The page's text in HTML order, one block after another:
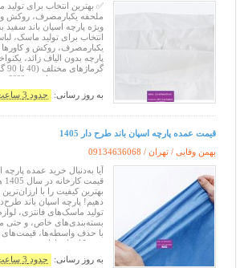
✅ بهترین انتخاب برای تولید
ملحفه یکبارمصرف، روکش
ویژه پارچه اسپان باند
انتخاب برای تولید ماسک،
یکبارمصرف، روکش و
پارچه بدون الیاف زائد،
۱۲۰، ۱۶۰ و سفارشی
قیمت رقابتی ????
به روز رسانی: حدود 3 ساعت پیش
قیمت عمده پارچه اسپان باند طرح دار 1405
بهمن وفایی / تهران / 09134636068
آیا به‌دنبال خرید عمده پارچه
بهترین کیفیت را با
دهیم! پارچه اسپان باند
تولید ماسک‌های فانتزی،
بسته‌بندی‌های خاص، و حتی
با حذف واسطه‌ها، قیمت‌های
درب کارخانه ارائه
باند طرح‌دار م
به روز رسانی: حدود 3 ساعت پیش